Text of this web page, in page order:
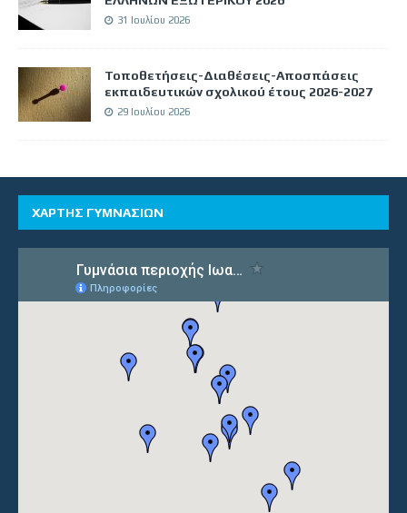
31 Ιουλίου 2026
Τοποθετήσεις-Διαθέσεις-Αποσπάσεις
εκπαιδευτικών σχολικού έτους 2026-2027
29 Ιουλίου 2026
ΧΑΡΤΗΣ ΓΥΜΝΑΣΙΩΝ